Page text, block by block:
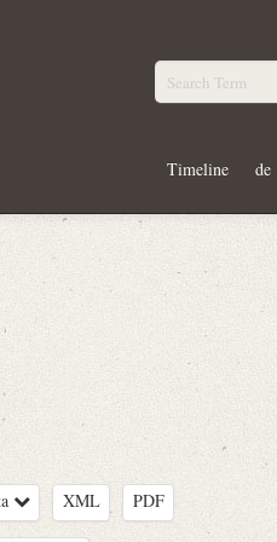
Timeline de
XML PDF